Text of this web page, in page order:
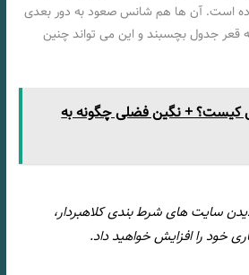
و دیگری در 2021 بوده است. آن ها هم شانس صعود به دور بعدی
قعر جدول بچسبند و این می تواند چنین
کیست؟ + نگین فضلی چگونه به
سایت های شرط بندی کلاهبردار،
خود را افزایش خواهید داد.